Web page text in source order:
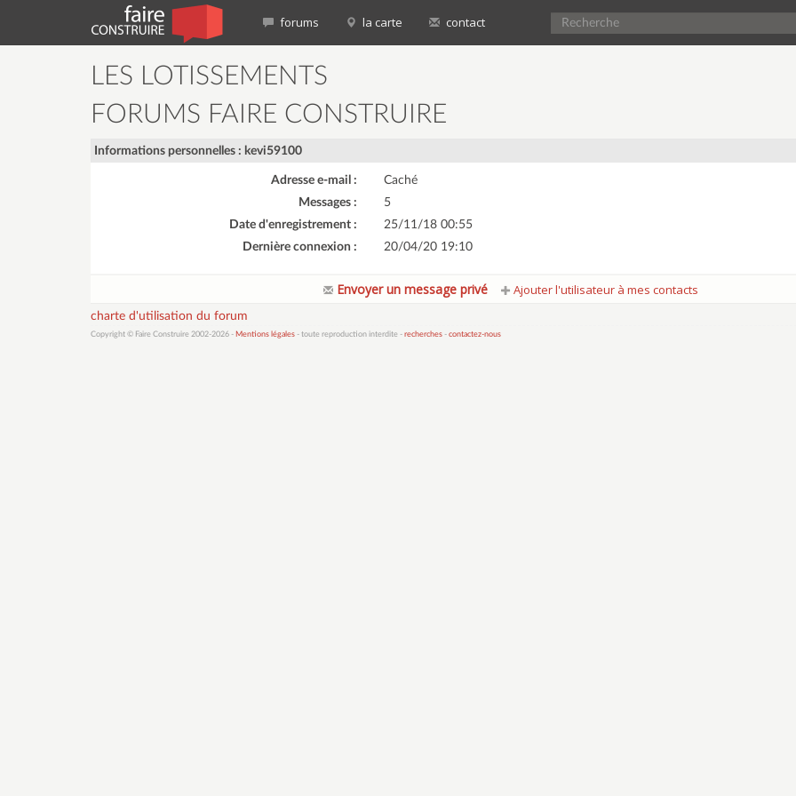
forums la carte contact
LES LOTISSEMENTS
FORUMS FAIRE CONSTRUIRE
Informations personnelles : kevi59100
Adresse e-mail :
Caché
Messages :
5
Date d'enregistrement :
25/11/18 00:55
Dernière connexion :
20/04/20 19:10
Envoyer un message privé Ajouter l'utilisateur à mes contacts
charte d'utilisation du forum
Copyright © Faire Construire 2002-2026 - Mentions légales - toute reproduction interdite - recherches - contactez-nous